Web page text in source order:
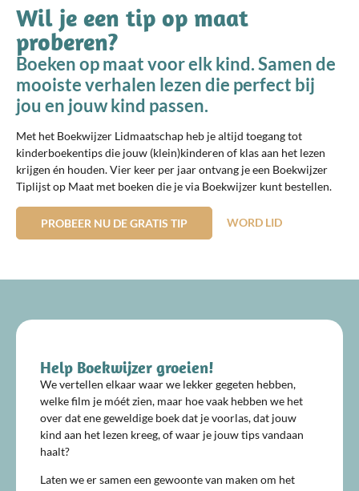
Wil je een tip op maat
proberen?
Boeken op maat voor elk kind. Samen de
mooiste verhalen lezen die perfect bij
jou en jouw kind passen.
Met het Boekwijzer Lidmaatschap heb je altijd toegang tot
kinderboekentips die jouw (klein)kinderen of klas aan het lezen
krijgen én houden. Vier keer per jaar ontvang je een Boekwijzer
Tiplijst op Maat met boeken die je via Boekwijzer kunt bestellen.
PROBEER NU DE GRATIS TIP WORD LID
Help Boekwijzer groeien!
We vertellen elkaar waar we lekker gegeten hebben,
welke film je móét zien, maar hoe vaak hebben we het
over dat ene geweldige boek dat je voorlas, dat jouw
kind aan het lezen kreeg, of waar je jouw tips vandaan
haalt?
Laten we er samen een gewoonte van maken om het